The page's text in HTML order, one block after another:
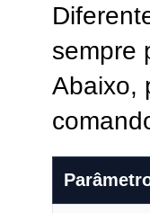
sempre
Abaixo,